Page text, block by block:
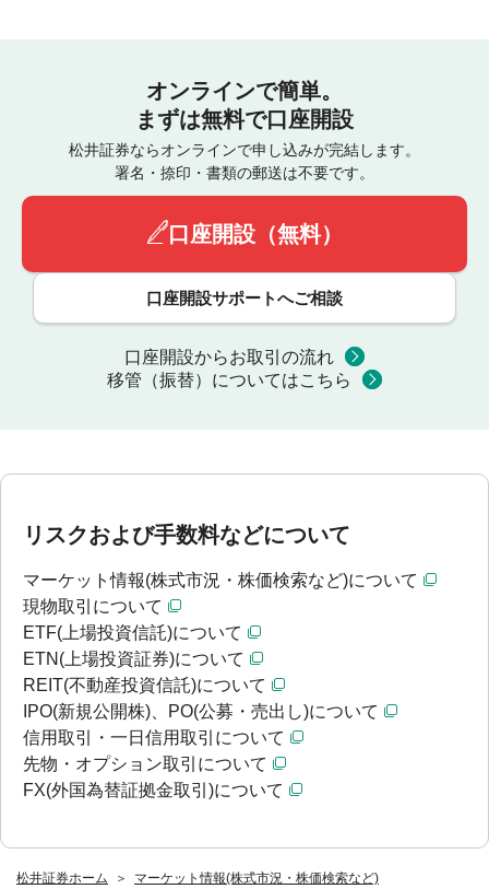
松井証券ホーム
マーケット情報(株式市況・株価検索など)
オンラインで簡単。
まずは無料で口座開設
松井証券ならオンラインで申し込みが完結します。
署名・捺印・書類の郵送は不要です。
口座開設（無料）
口座開設サポートへご相談
口座開設からお取引の流れ
移管（振替）についてはこちら
リスクおよび手数料などについて
マーケット情報(株式市況・株価検索など)について
現物取引について
ETF(上場投資信託)について
ETN(上場投資証券)について
REIT(不動産投資信託)について
IPO(新規公開株)、PO(公募・売出し)について
信用取引・一日信用取引について
先物・オプション取引について
FX(外国為替証拠金取引)について